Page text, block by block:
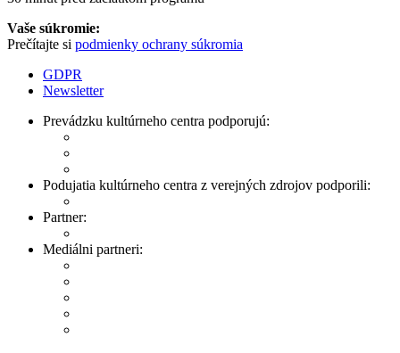
Vaše súkromie:
Prečítajte si podmienky ochrany súkromia
GDPR
Newsletter
Prevádzku kultúrneho centra podporujú:
Podujatia kultúrneho centra z verejných zdrojov podporili:
Partner:
Mediálni partneri: